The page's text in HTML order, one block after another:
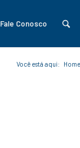
Fale Conosco
Você está aqui: Home